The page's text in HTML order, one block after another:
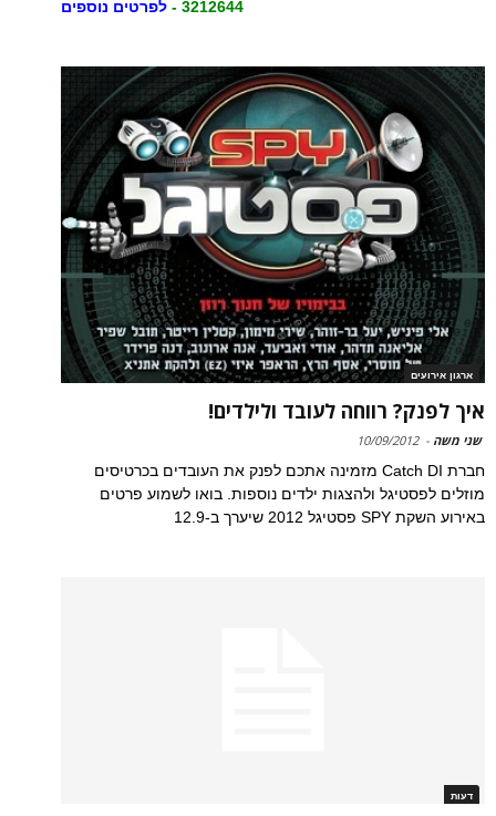
3212644 - לפרטים נוספים
ארגון אירועים
איך לפנק? רווחה לעובד ולילדים!
שני משה -
10/09/2012
חברת Catch DI מזמינה אתכם לפנק את העובדים בכרטיסים
מוזלים לפסטיגל ולהצגות ילדים נוספות. בואו לשמוע פרטים
באירוע השקת SPY פסטיגל 2012 שיערך ב-12.9
דעות